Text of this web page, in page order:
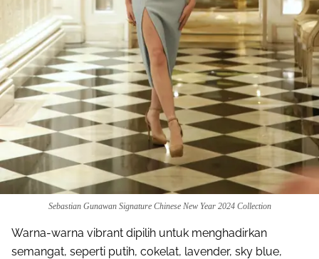
Sebastian Gunawan Signature Chinese New Year 2024 Collection
Warna-warna vibrant dipilih untuk menghadirkan
semangat, seperti putih, cokelat, lavender, sky blue,